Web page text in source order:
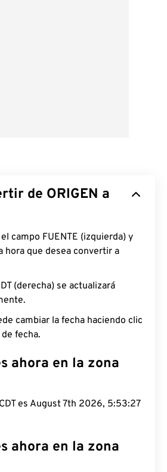
de ORIGEN a
campo FUENTE (izquierda) y
hora que desea convertir a
(derecha) se actualizará
cambiar la fecha haciendo clic
fecha.
ahora en la zona
es August 7th 2026, 5:53:28
ahora en la zona